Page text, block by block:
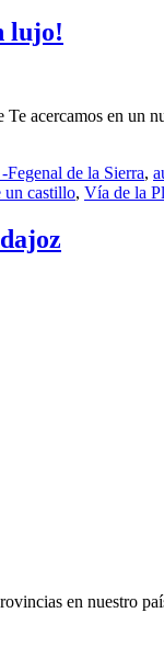
lujo!
acercamos en
Fegenal de la Sierra,
un castillo, Vía de la
en nuestro